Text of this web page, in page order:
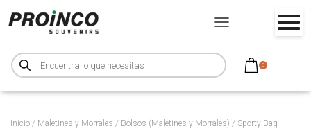
B
ú
s
u
d
0
CAMBIAR MODO DE
Inicio / Maletines y Morrales / Bolsos (Maletines y Morrales) / Sporty Bag